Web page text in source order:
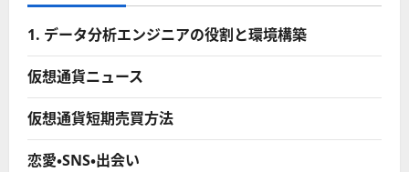
1. データ分析エンジニアの役割と環境構築
仮想通貨ニュース
仮想通貨短期売買方法
恋愛・SNS・出会い